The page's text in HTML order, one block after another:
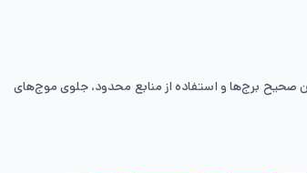
صحیح برج‌ها و استفاده از منابع محدود، جلوی موج‌های